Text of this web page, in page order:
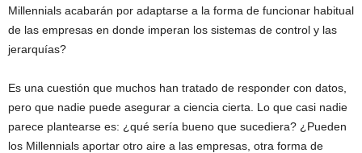
Millennials acabarán por adaptarse a la forma de funcionar habitual
de las empresas en donde imperan los sistemas de control y las
jerarquías?
Es una cuestión que muchos han tratado de responder con datos,
pero que nadie puede asegurar a ciencia cierta. Lo que casi nadie
parece plantearse es: ¿qué sería bueno que sucediera? ¿Pueden
los Millennials aportar otro aire a las empresas, otra forma de